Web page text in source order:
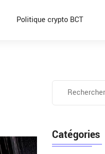
Politique crypto BCT
Catégories